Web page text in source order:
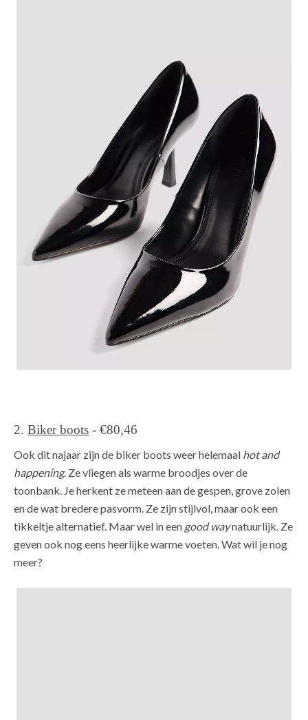
2. Biker boots - €80,46
Ook dit najaar zijn de biker boots weer helemaal hot and
happening. Ze vliegen als warme broodjes over de
toonbank. Je herkent ze meteen aan de gespen, grove zolen
en de wat bredere pasvorm. Ze zijn stijlvol, maar ook een
tikkeltje alternatief. Maar wel in een good waynatuurlijk. Ze
geven ook nog eens heerlijke warme voeten. Wat wil je nog
meer?